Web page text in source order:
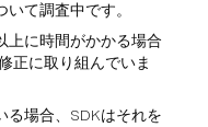
て調査中です。
上に時間がかかる場合
正に取り組んでいま
る場合、SDKはそれを